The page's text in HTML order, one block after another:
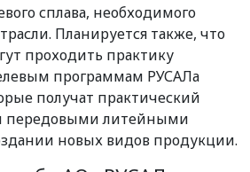
сплава, необходимого
Планируется также, что
проходить практику
программам РУСАЛа
получат практический
передовыми литейными
новых видов продукции.